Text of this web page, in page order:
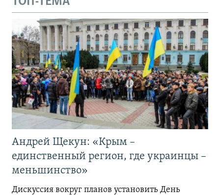
Андрей Щекун: «Крым –
единственный регион, где украинцы –
меньшинство»
Дискуссия вокруг планов установить День